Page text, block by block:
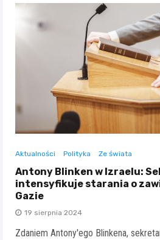
Aktualności Polityka Ze świata
Antony Blinken w Izraelu:
intensyfikuje starania o
Gazie
19 sierpnia 2024
Zdaniem Antony'ego Blinkena,